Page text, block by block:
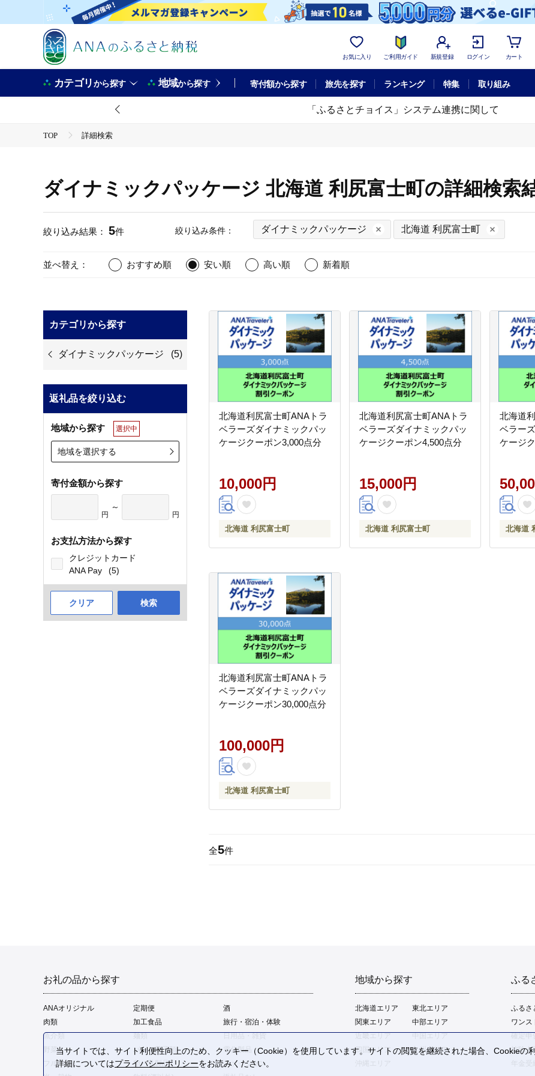
お気に入り ご利用ガイド 新規登録 ログイン カート
カテゴリから探す 地域から探す 寄付額から探す 旅先を探す ランキング 特集 取り組み
「ふるさとチョイス」システム連携に関して
TOP 詳細検索
ダイナミックパッケージ 北海道 利尻富士町の詳細検索
絞り込み結果： 5件 絞り込み条件： ダイナミックパッケージ 北海道 利尻富士町
並べ替え： おすすめ順 安い順 高い順 新着順
カテゴリから探す
ダイナミックパッケージ (5)
返礼品を絞り込む
地域から探す 選択中
地域を選択する
寄付金額から探す
円
～
円
お支払方法から探す
クレジットカード
ANA Pay
(5)
クリア 検索
北海道利尻富士町ANAトラ
ベラーズダイナミックパッ
ケージクーポン3,000点分
10,000円
北海道 利尻富士町
北海道利尻富士町ANAトラ
ベラーズダイナミックパッ
ケージクーポン4,500点分
15,000円
北海道 利尻富士町
北海道
ベラー
ケージ
北海道
北海道利尻富士町ANAトラ
ベラーズダイナミックパッ
ケージクーポン30,000点分
100,000円
北海道 利尻富士町
全5件
お礼の品から探す
ANAオリジナル 定期便
酒
肉類
加工食品
旅行・宿泊・体験
魚介類
野菜
パン・菓子類
電化製品
フルーツ
卵・乳製品
ファッション
地域から探す
北海道エリア
東北エリア
関東エリア
中部エリア
四国エリア
九州エリア
ふる
ふるさ
ワンス
控除上
年金
当サイトでは、サイト利便性向上のため、クッキー（Cookie）を使用しています。サイトの閲覧を継続された場合、Cookieの
詳細についてはプライバシーポリシーをお読みください。